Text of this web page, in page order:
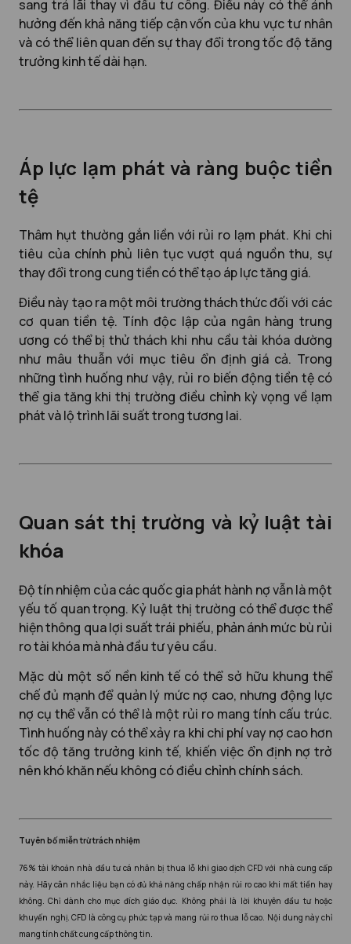
sang trả lãi thay vì đầu tư công. Điều này có thể ảnh
hưởng đến khả năng tiếp cận vốn của khu vực tư nhân
và có thể liên quan đến sự thay đổi trong tốc độ tăng
trưởng kinh tế dài hạn.
Áp lực lạm phát và ràng buộc tiền
tệ
Thâm hụt thường gắn liền với rủi ro lạm phát. Khi chi
tiêu của chính phủ liên tục vượt quá nguồn thu, sự
thay đổi trong cung tiền có thể tạo áp lực tăng giá.
Điều này tạo ra một môi trường thách thức đối với các
cơ quan tiền tệ. Tính độc lập của ngân hàng trung
ương có thể bị thử thách khi nhu cầu tài khóa dường
như mâu thuẫn với mục tiêu ổn định giá cả. Trong
những tình huống như vậy, rủi ro biến động tiền tệ có
thể gia tăng khi thị trường điều chỉnh kỳ vọng về lạm
phát và lộ trình lãi suất trong tương lai.
Quan sát thị trường và kỷ luật tài
khóa
Độ tín nhiệm của các quốc gia phát hành nợ vẫn là một
yếu tố quan trọng. Kỷ luật thị trường có thể được thể
hiện thông qua lợi suất trái phiếu, phản ánh mức bù rủi
ro tài khóa mà nhà đầu tư yêu cầu.
Mặc dù một số nền kinh tế có thể sở hữu khung thể
chế đủ mạnh để quản lý mức nợ cao, nhưng động lực
nợ cụ thể vẫn có thể là một rủi ro mang tính cấu trúc.
Tình huống này có thể xảy ra khi chi phí vay nợ cao hơn
tốc độ tăng trưởng kinh tế, khiến việc ổn định nợ trở
nên khó khăn nếu không có điều chỉnh chính sách.
Tuyên bố miễn trừ trách nhiệm
76% tài khoản nhà đầu tư cá nhân bị thua lỗ khi giao dịch CFD với nhà cung cấp
này. Hãy cân nhắc liệu bạn có đủ khả năng chấp nhận rủi ro cao khi mất tiền hay
không. Chỉ dành cho mục đích giáo dục. Không phải là lời khuyên đầu tư hoặc
khuyến nghị. CFD là công cụ phức tạp và mang rủi ro thua lỗ cao. Nội dung này chỉ
mang tính chất cung cấp thông tin.